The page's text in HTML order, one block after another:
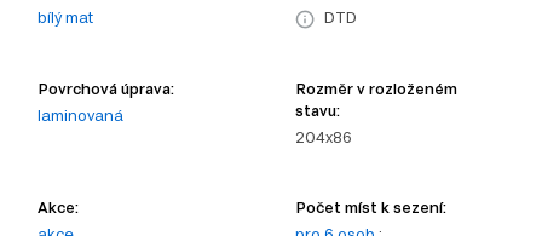
bílý mat
DTD
Povrchová úprava:
laminovaná
Rozměr v rozloženém
stavu:
204x86
Akce:
Počet míst k sezení: